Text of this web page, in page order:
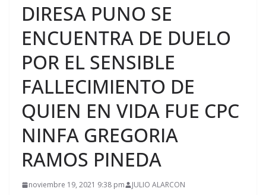
DIRESA PUNO SE
ENCUENTRA DE DUELO
POR EL SENSIBLE
FALLECIMIENTO DE
QUIEN EN VIDA FUE CPC
NINFA GREGORIA
RAMOS PINEDA
noviembre 19, 2021 9:38 pm JULIO ALARCON